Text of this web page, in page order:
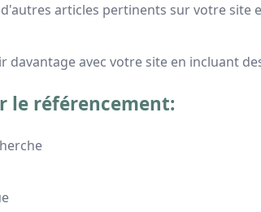
articles pertinents sur votre
davantage avec votre site en incluant
le référencement: